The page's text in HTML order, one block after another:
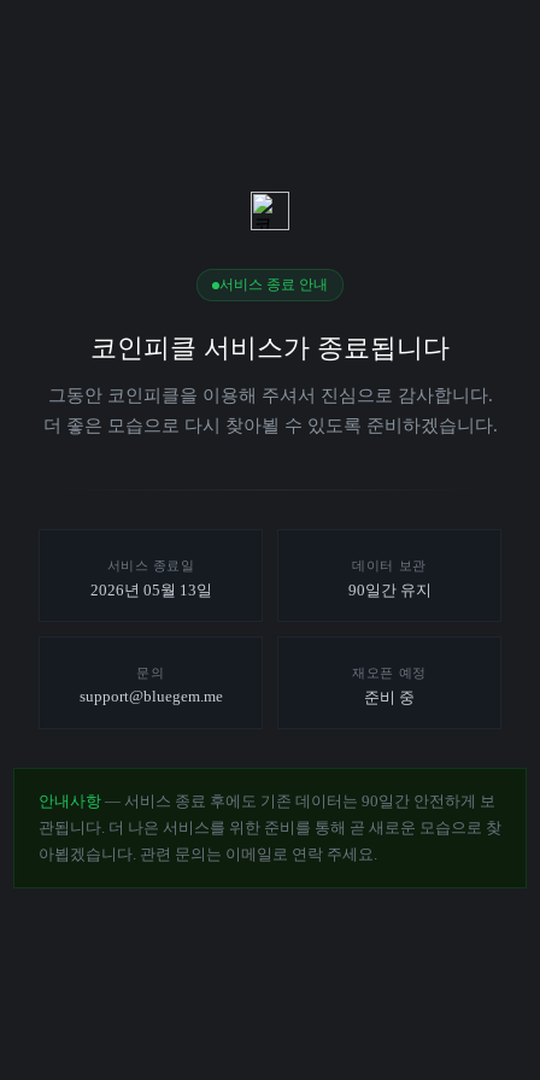
서비스 종료 안내
코인피클 서비스가 종료됩니다
그동안 코인피클을 이용해 주셔서 진심으로 감사합니다.
더 좋은 모습으로 다시 찾아뵐 수 있도록 준비하겠습니다.
서비스 종료일
2026년 05월 13일
데이터 보관
90일간 유지
문의
support@bluegem.me
재오픈 예정
준비 중
안내사항 — 서비스 종료 후에도 기존 데이터는 90일간 안전하게 보
관됩니다. 더 나은 서비스를 위한 준비를 통해 곧 새로운 모습으로 찾
아뵙겠습니다. 관련 문의는 이메일로 연락 주세요.